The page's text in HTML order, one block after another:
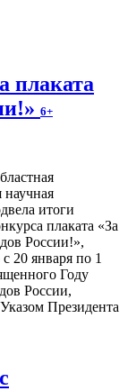
плаката
6+
научная
итоги
плаката «За
России!»,
20 января по 1
Году
России,
Президента